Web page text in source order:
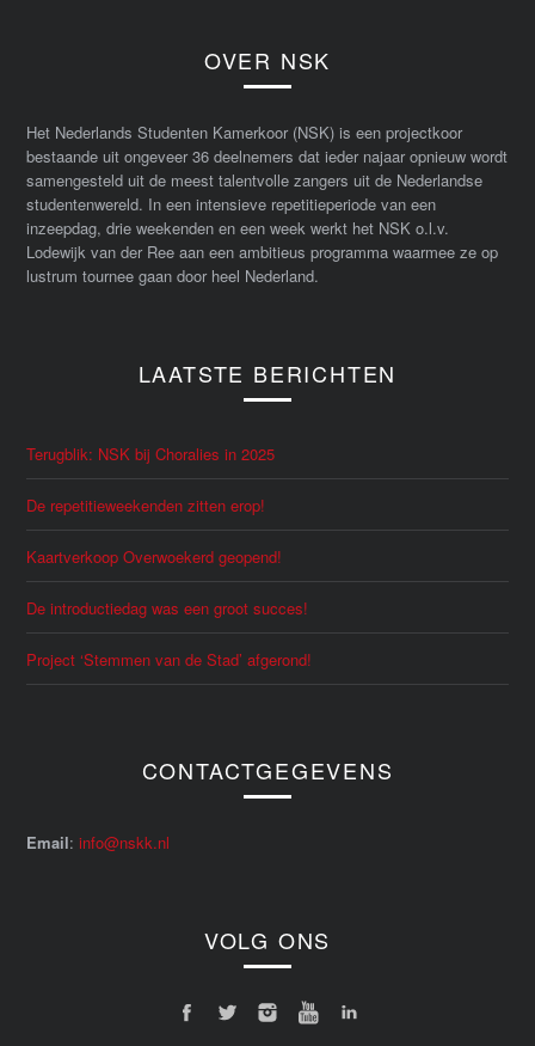
OVER NSK
Het Nederlands Studenten Kamerkoor (NSK) is een projectkoor
bestaande uit ongeveer 36 deelnemers dat ieder najaar opnieuw wordt
samengesteld uit de meest talentvolle zangers uit de Nederlandse
studentenwereld. In een intensieve repetitieperiode van een
inzeepdag, drie weekenden en een week werkt het NSK o.l.v.
Lodewijk van der Ree aan een ambitieus programma waarmee ze op
lustrum tournee gaan door heel Nederland.
LAATSTE BERICHTEN
Terugblik: NSK bij Choralies in 2025
De repetitieweekenden zitten erop!
Kaartverkoop Overwoekerd geopend!
De introductiedag was een groot succes!
Project ‘Stemmen van de Stad’ afgerond!
CONTACTGEGEVENS
Email:info@nskk.nl
VOLG ONS